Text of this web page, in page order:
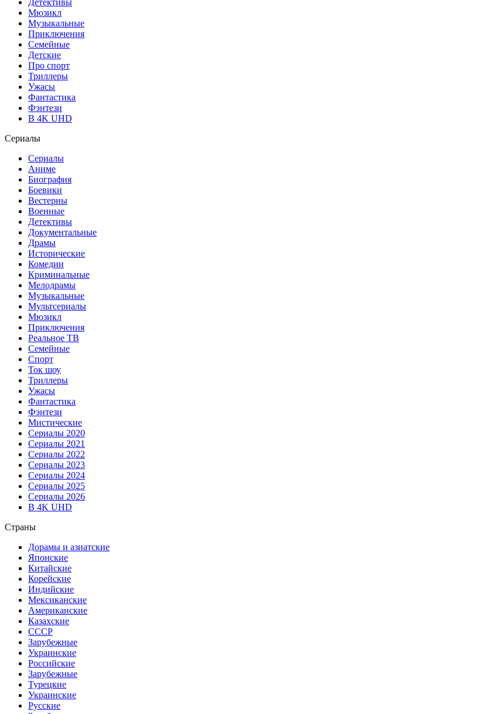
Мюзикл
Музыкальные
Приключения
Семейные
Детские
Про спорт
Триллеры
Ужасы
Фантастика
Фэнтези
В 4K UHD
Сериалы
Сериалы
Аниме
Биография
Боевики
Вестерны
Военные
Детективы
Документальные
Драмы
Исторические
Комедии
Криминальные
Мелодрамы
Музыкальные
Мультсериалы
Мюзикл
Приключения
Реальное ТВ
Семейные
Спорт
Ток шоу
Триллеры
Ужасы
Фантастика
Фэнтези
Мистические
Сериалы 2020
Сериалы 2021
Сериалы 2022
Сериалы 2023
Сериалы 2024
Сериалы 2025
Сериалы 2026
В 4K UHD
Страны
Дорамы и азиатские
Японские
Китайские
Корейские
Индийские
Мексиканские
Американские
Казахские
СССР
Зарубежные
Украинские
Российские
Зарубежные
Турецкие
Украинские
Русские